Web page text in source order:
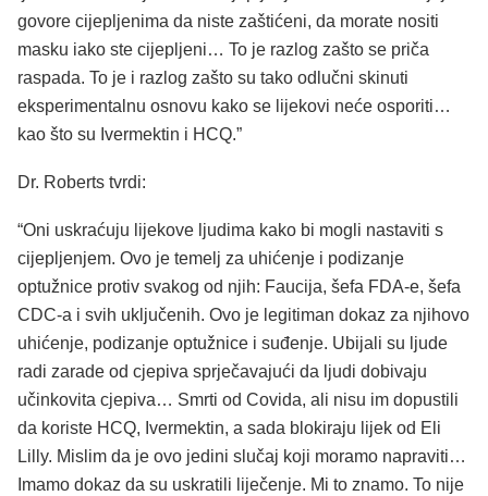
govore cijepljenima da niste zaštićeni, da morate nositi
masku iako ste cijepljeni… To je razlog zašto se priča
raspada. To je i razlog zašto su tako odlučni skinuti
eksperimentalnu osnovu kako se lijekovi neće osporiti…
kao što su Ivermektin i HCQ.”
Dr. Roberts tvrdi:
“Oni uskraćuju lijekove ljudima kako bi mogli nastaviti s
cijepljenjem. Ovo je temelj za uhićenje i podizanje
optužnice protiv svakog od njih: Faucija, šefa FDA-e, šefa
CDC-a i svih uključenih. Ovo je legitiman dokaz za njihovo
uhićenje, podizanje optužnice i suđenje. Ubijali su ljude
radi zarade od cjepiva sprječavajući da ljudi dobivaju
učinkovita cjepiva… Smrti od Covida, ali nisu im dopustili
da koriste HCQ, Ivermektin, a sada blokiraju lijek od Eli
Lilly. Mislim da je ovo jedini slučaj koji moramo napraviti…
Imamo dokaz da su uskratili liječenje. Mi to znamo. To nije